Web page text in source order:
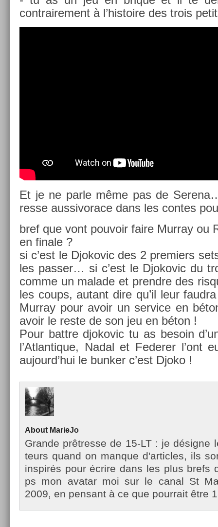
contra­ire­ment à l’his­toire des trois
Et je ne parle même pas de
resse aus­sivorace dans les con­tes
bref que vont pouvoir faire Mur­ray ou
en fin­ale ?
si c’est le Djokovic des 2 pre­mi­ers
les pass­er… si c’est le Djokovic du
comme un mal­ade et pre­ndre des
les coups, autant dire qu’il leur
Mur­ray pour avoir un ser­vice en
avoir le reste de son jeu en béton !
Pour battre djokovic tu as be­soin
l’At­lantique, Nadal et Feder­er l’ont
aujourd’hui le bunk­er c’est Djoko !
About MarieJo
Gran­de prêtres­se de 15-LT : je désigne
teurs quand on man­que d'ar­ticles, ils
in­spirés pour écrire dans les plus brefs
ps mon avatar moi sur le canal St
2009, en pen­sant à ce que pour­rait être